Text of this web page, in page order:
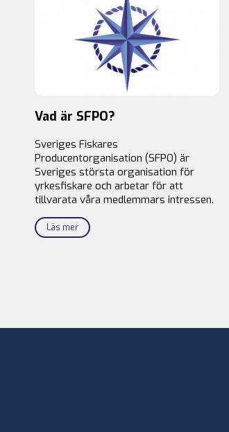
Vad är SFPO?
Sveriges Fiskares
Producentorganisation (SFPO) är
Sveriges största organisation för
yrkesfiskare och arbetar för att
tillvarata våra medlemmars intressen.
Läs mer